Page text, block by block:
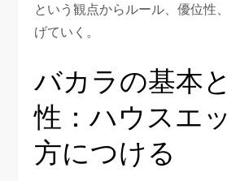
という観点からルール、優位性
げていく。
バカラの基本
性：ハウスエ
方につける